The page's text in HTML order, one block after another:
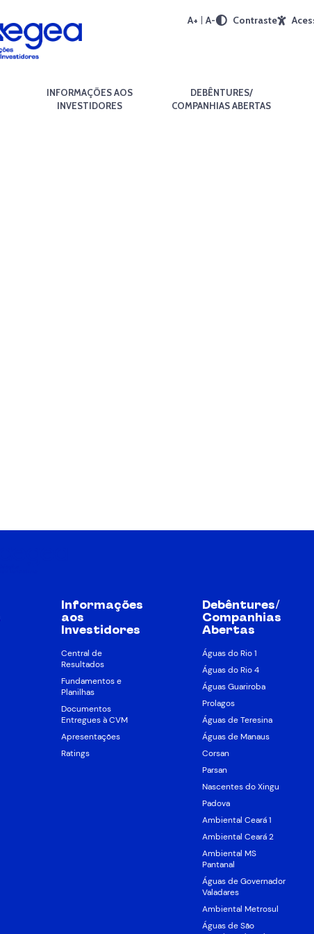
A+ A- Contraste
INFORMAÇÕES AOS
INVESTIDORES
DEBÊNTURES/
COMPANHIAS ABERTAS
Informações
aos
Investidores
Central de
Resultados
Fundamentos e
Planilhas
Documentos
Entregues à CVM
Apresentações
Ratings
Debêntures/
Companhias
Abertas
Águas do Rio 1
Águas do Rio 4
Águas Guariroba
Prolagos
Águas de Teresina
Águas de Manaus
Corsan
Parsan
Nascentes do Xingu
Padova
Ambiental Ceará 1
Ambiental Ceará 2
Ambiental MS
Pantanal
Águas de Governador
Valadares
Ambiental Metrosul
Águas de São